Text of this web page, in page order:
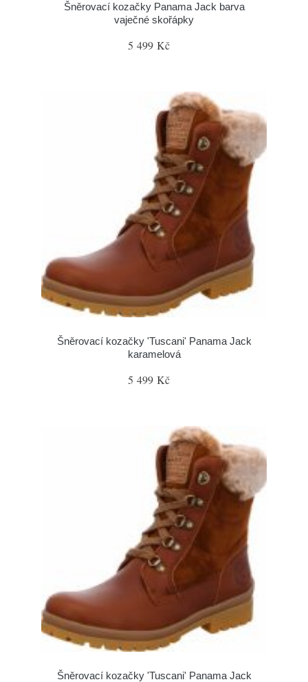
Šněrovací kozačky Panama Jack barva
vaječné skořápky
5 499 Kč
Šněrovací kozačky 'Tuscani' Panama Jack
karamelová
5 499 Kč
Šněrovací kozačky 'Tuscani' Panama Jack